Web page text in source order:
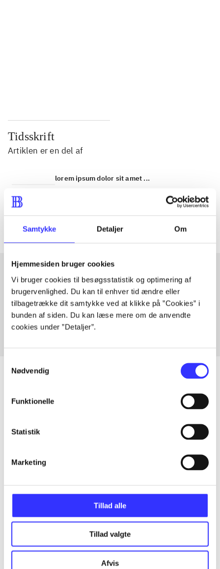
Samtykke Detaljer Om
Hjemmesiden bruger cookies
Vi bruger cookies til besøgsstatistik og optimering af
brugervenlighed. Du kan til enhver tid ændre eller
tilbagetrække dit samtykke ved at klikke på ”Cookies” i
bunden af siden. Du kan læse mere om de anvendte
cookies under ”Detaljer”.
Nødvendig
Funktionelle
Statistik
Marketing
Tillad alle
Tillad valgte
Afvis
Tidsskrift
Artiklen er en del af
lorem ipsum dolor sit amet ...
Artiklerne i
Artikler med samme emner
Fra
Artikler